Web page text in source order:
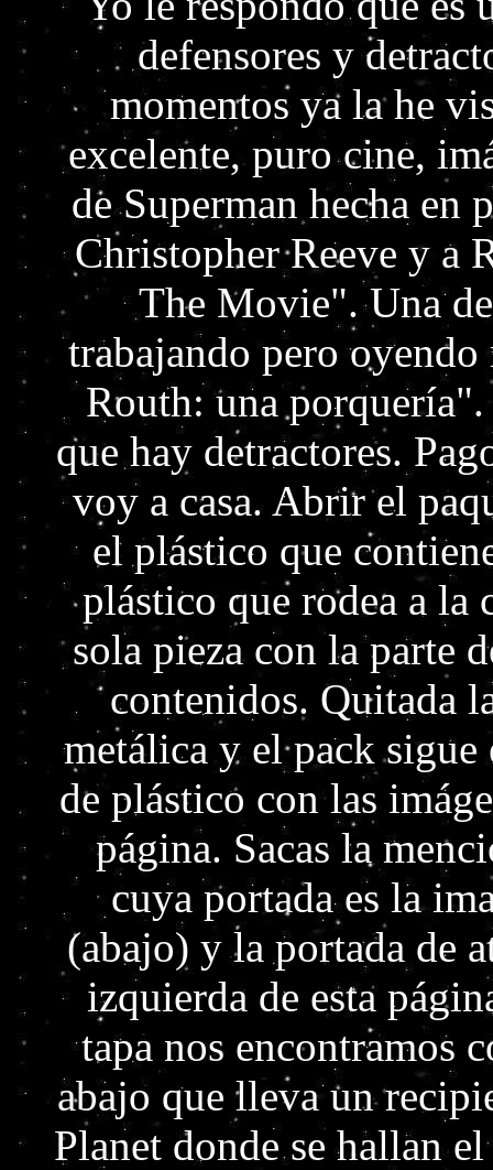
defensores y
momentos ya la he
excelente, puro cine,
de Superman hecha en
Christopher Reeve y a
The Movie". Una
trabajando pero
Routh: una
que hay detractores.
voy a casa. Abrir el
el plástico que
plástico que rodea a la
sola pieza con la parte
contenidos. Quitada
metálica y el pack sigue
de plástico con las
página. Sacas la
cuya portada es la
(abajo) y la portada de
izquierda de esta
tapa nos encontramos
abajo que lleva un
Planet donde se hallan